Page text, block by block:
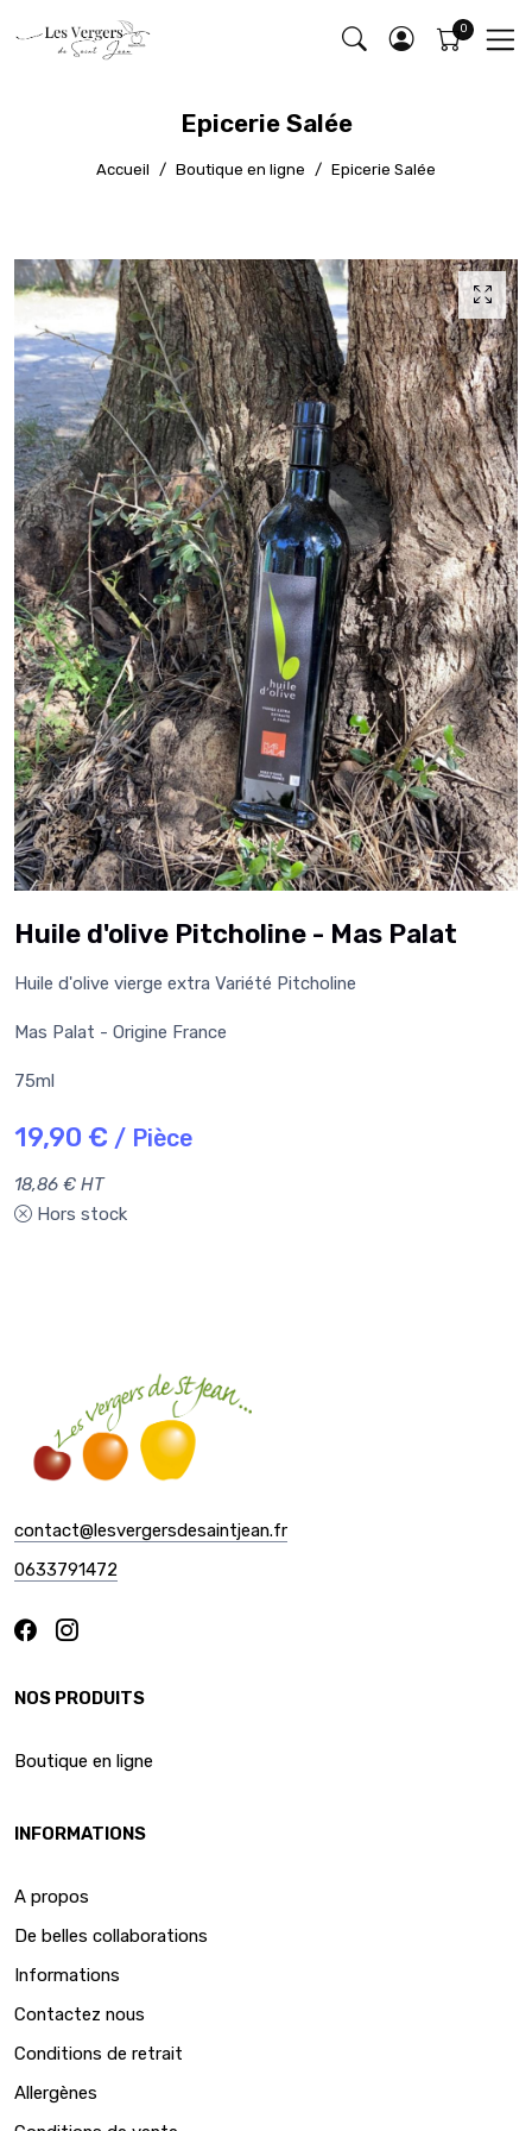
Epicerie Salée
Accueil Boutique en ligne Epicerie Salée
Huile d'olive Pitcholine - Mas Palat
Huile d'olive vierge extra Variété Pitcholine
Mas Palat - Origine France
75ml
19,90 € / Pièce
18,86 € HT
Hors stock
contact@lesvergersdesaintjean.fr
0633791472
NOS PRODUITS
Boutique en ligne
INFORMATIONS
A propos
De belles collaborations
Informations
Contactez nous
Conditions de retrait
Allergènes